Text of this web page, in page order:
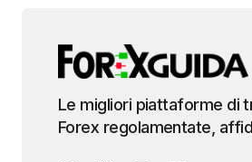
Le migliori piattaforme di
Forex regolamentate,